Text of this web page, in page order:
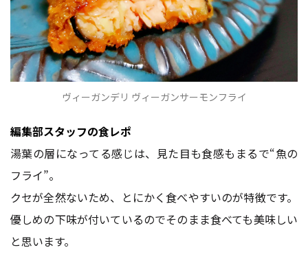
ヴィーガンデリ ヴィーガンサーモンフライ
編集部スタッフの食レポ
湯葉の層になってる感じは、見た目も食感もまるで“魚の
フライ”。
クセが全然ないため、とにかく食べやすいのが特徴です。
優しめの下味が付いているのでそのまま食べても美味しい
と思います。